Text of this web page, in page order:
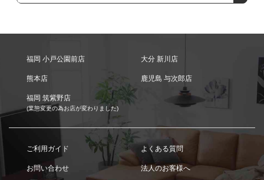
福岡 小戸公園前店 大分 新川店
熊本店 鹿児島 与次郎店
福岡 筑紫野店
(業態変更の為お店が変わりました)
ご利用ガイド よくある質問
お問い合わせ 法人のお客様へ